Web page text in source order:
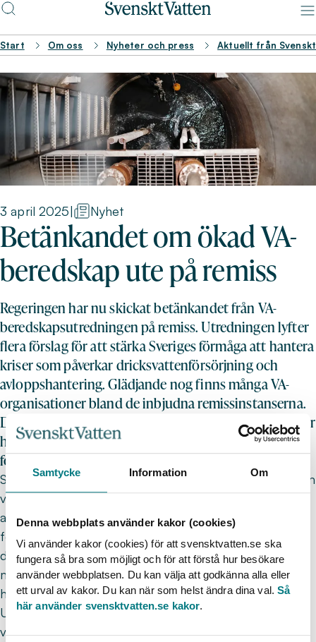
Samtycke Information Om
Denna webbplats använder kakor (cookies)
Vi använder kakor (cookies) för att svensktvatten.se ska
fungera så bra som möjligt och för att förstå hur besökare
använder webbplatsen. Du kan välja att godkänna alla eller
ett urval av kakor. Du kan när som helst ändra dina val.Så
här använder svensktvatten.se kakor.
Start Om oss Nyheter och press Aktuellt från
3 april 2025| Nyhet
Betänkandet om ökad VA-
beredskap ute på remiss
Regeringen har nu skickat betänkandet från VA-
beredskapsutredningen på remiss. Utredningen lyfter
flera förslag för att stärka Sveriges förmåga att hantera
kriser som påverkar dricksvattenförsörjning och
avloppshantering. Glädjande nog finns många VA-
organisationer bland de inbjudna remissinstanserna.
Det är dock viktigt att känna till att även andra aktörer
har möjlighet att lämna synpunkter. Det krävs inte en
formell inbjudan för att svara på remissen.
Svenskt Vatten kommer att ta fram ett remissvar som
våra medlemmar kan använda som stöd i sitt eget
arbete. För att underlätta dialog och fördjupad
förståelse för utredningens innehåll bjuder vi in till ett
digitalt remisseminarium. Seminariet riktar sig till
medlemmar som planerar att svara på remissen och
hålls via Teams tisdagen den 10 juni, kl. 13.00–15.00.
Under mötet går vi igenom utredningens förslag samt
vårt preliminära remissvar. Vi tar gärna emot